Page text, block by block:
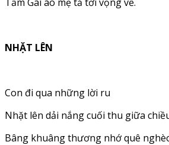
NHẶT LÊN
Con đi qua những lời ru
Nhặt lên dải nắng cuối thu giữa
Bâng khuâng thương nhớ quê